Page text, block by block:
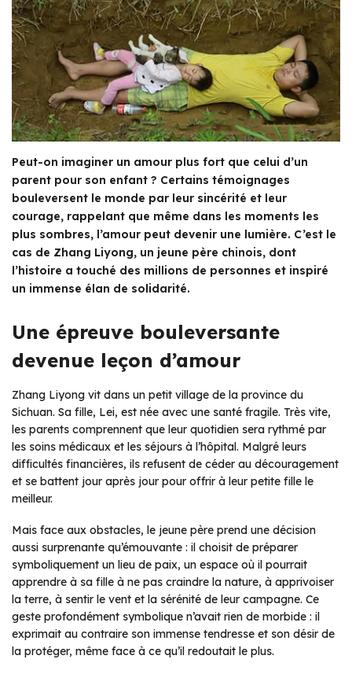
Peut-on imaginer un amour plus fort que celui d’un
parent pour son enfant ? Certains témoignages
bouleversent le monde par leur sincérité et leur
courage, rappelant que même dans les moments les
plus sombres, l’amour peut devenir une lumière. C’est le
cas de Zhang Liyong, un jeune père chinois, dont
l’histoire a touché des millions de personnes et inspiré
un immense élan de solidarité.
Une épreuve bouleversante
devenue leçon d’amour
Zhang Liyong vit dans un petit village de la province du
Sichuan. Sa fille, Lei, est née avec une santé fragile. Très vite,
les parents comprennent que leur quotidien sera rythmé par
les soins médicaux et les séjours à l’hôpital. Malgré leurs
difficultés financières, ils refusent de céder au découragement
et se battent jour après jour pour offrir à leur petite fille le
meilleur.
Mais face aux obstacles, le jeune père prend une décision
aussi surprenante qu’émouvante : il choisit de préparer
symboliquement un lieu de paix, un espace où il pourrait
apprendre à sa fille à ne pas craindre la nature, à apprivoiser
la terre, à sentir le vent et la sérénité de leur campagne. Ce
geste profondément symbolique n’avait rien de morbide : il
exprimait au contraire son immense tendresse et son désir de
la protéger, même face à ce qu’il redoutait le plus.